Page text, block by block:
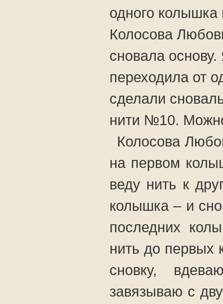
одного колышка
Колосова
сновала
переходила от
сделали
нити №10.
Колосова
на первом
веду нить к
колышка – и
последних
нить до первых
сновку,
завязываю с